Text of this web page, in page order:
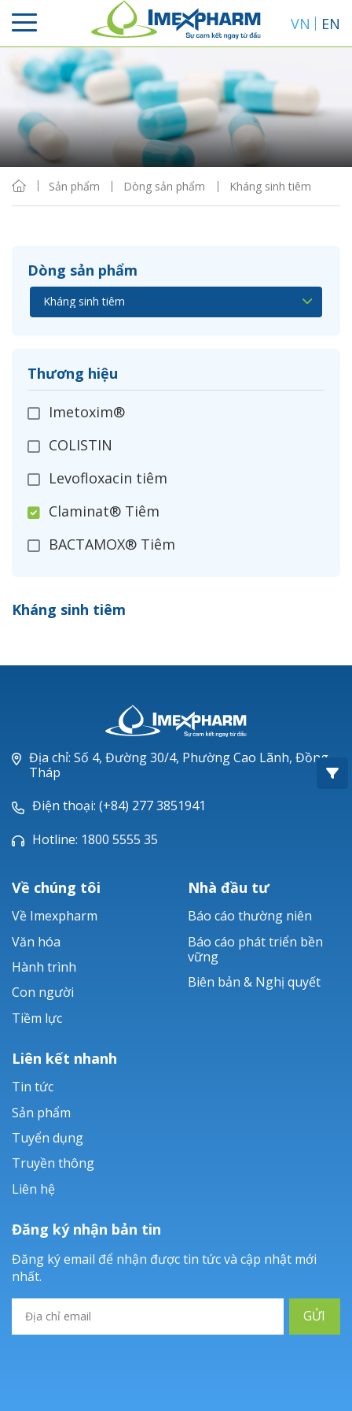
VN EN
Sản phẩm Dòng sản phẩm Kháng sinh tiêm
Dòng sản phẩm
Thương hiệu
Imetoxim®
COLISTIN
Levofloxacin tiêm
Claminat® Tiêm
BACTAMOX® Tiêm
Ceftizoxim®
Piperacillin
Ticarlinat®
Zobacta®
Bacsulfo®
Kháng sinh tiêm
Sắp xếp
Hiển thị
Địa chỉ: Số 4, Đường 30/4, Phường Cao Lãnh, Đồng
Tháp
Điện thoại: (+84) 277 3851941
Hotline: 1800 5555 35
Về chúng tôi
Về Imexpharm
Văn hóa
Hành trình
Con người
Tiềm lực
Nhà đầu tư
Báo cáo thường niên
Báo cáo phát triển bền
vững
Biên bản & Nghị quyết
Liên kết nhanh
Tin tức
Sản phẩm
Tuyển dụng
Truyền thông
Liên hệ
Đăng ký nhận bản tin
Đăng ký email để nhận được tin tức và cập nhật mới
nhất.
GỬI